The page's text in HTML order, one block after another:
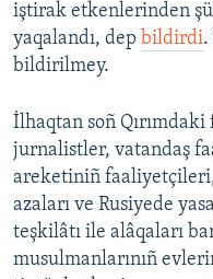
iştirak etkenlerinden
yaqalandı, dep bildirdi.
bildirilmey.
İlhaqtan soñ
jurnalistler, vatandaş
areketiniñ
azaları ve Rusiyede
teşkilâtı ile alâqaları
musulmanlarınıñ